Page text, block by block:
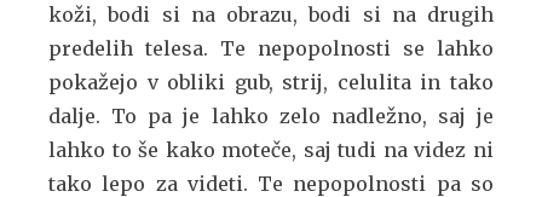
koži, bodi si na obrazu, bodi si na drugih
predelih telesa. Te nepopolnosti se lahko
pokažejo v obliki gub, strij, celulita in tako
dalje. To pa je lahko zelo nadležno, saj je
lahko to še kako moteče, saj tudi na videz ni
tako lepo za videti. Te nepopolnosti pa so